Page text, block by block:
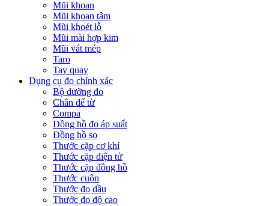
Mũi khoan
Mũi khoan tâm
Mũi khoét lỗ
Mũi mài hợp kim
Mũi vát mép
Taro
Tay quay
Dụng cụ đo chính xác
Bộ dưỡng đo
Chân đế từ
Compa
Đồng hồ đo áp suất
Đồng hồ so
Thước cặp cơ khí
Thước cặp điện tử
Thước cặp đồng hồ
Thước cuộn
Thước đo dầu
Thước đo độ cao